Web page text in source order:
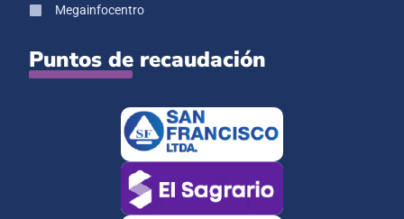
Megainfocentro
Puntos de recaudación